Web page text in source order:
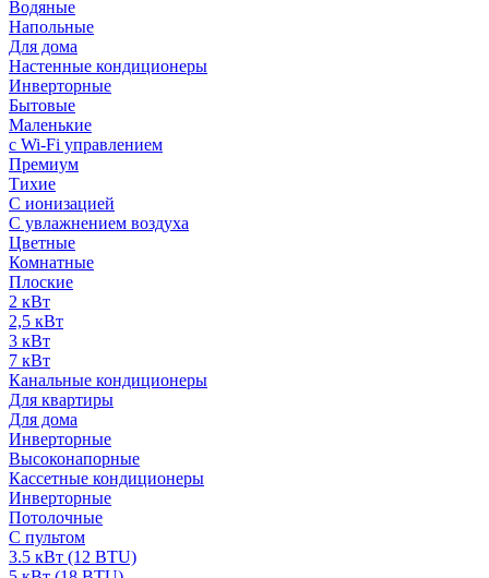
Водяные
Напольные
Для дома
Настенные кондиционеры
Инверторные
Бытовые
Маленькие
с Wi-Fi управлением
Премиум
Тихие
С ионизацией
С увлажнением воздуха
Цветные
Комнатные
Плоские
2 кВт
2,5 кВт
3 кВт
7 кВт
Канальные кондиционеры
Для квартиры
Для дома
Инверторные
Высоконапорные
Кассетные кондиционеры
Инверторные
Потолочные
С пультом
3.5 кВт (12 BTU)